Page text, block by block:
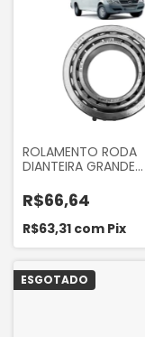
ROLAMENTO RODA
DIANTEIRA GRANDE
413 CDI
R$66,64
R$63,31 com Pix
ESGOTADO